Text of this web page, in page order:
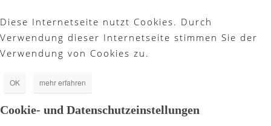
Diese Internetseite nutzt Cookies. Durch
Verwendung dieser Internetseite stimmen Sie der
Verwendung von Cookies zu.
OK mehr erfahren
Cookie- und Datenschutzeinstellungen